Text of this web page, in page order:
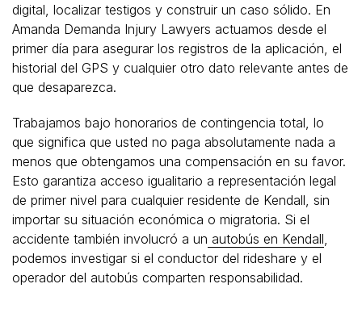
digital, localizar testigos y construir un caso sólido. En
Amanda Demanda Injury Lawyers actuamos desde el
primer día para asegurar los registros de la aplicación, el
historial del GPS y cualquier otro dato relevante antes de
que desaparezca.
Trabajamos bajo honorarios de contingencia total, lo
que significa que usted no paga absolutamente nada a
menos que obtengamos una compensación en su favor.
Esto garantiza acceso igualitario a representación legal
de primer nivel para cualquier residente de Kendall, sin
importar su situación económica o migratoria. Si el
accidente también involucró a un autobús en Kendall
podemos investigar si el conductor del rideshare y el
operador del autobús comparten responsabilidad.